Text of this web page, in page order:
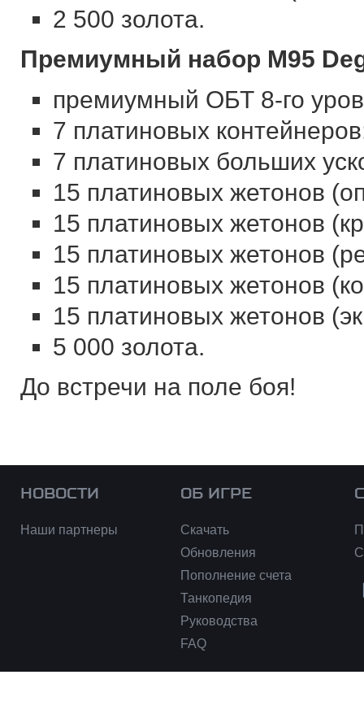
2 500 золота.
Премиумный набор M95
премиумный ОБТ 8-го
7 платиновых
7 платиновых больших
15 платиновых жетонов
15 платиновых жетонов
15 платиновых жетонов
15 платиновых жетонов
15 платиновых жетонов
5 000 золота.
До встречи на поле боя!
НОВОСТИ
Наши партнеры
ОБ ИГРЕ
Скачать
Обновления
Пополнение счета
Танкопедия
Руководства
FAQ